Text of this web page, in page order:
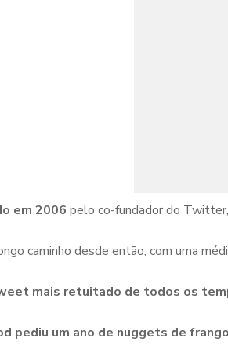
em 2006 pelo co-fundador do
caminho desde então, com uma
mais retuitado de todos os
pediu um ano de nuggets de